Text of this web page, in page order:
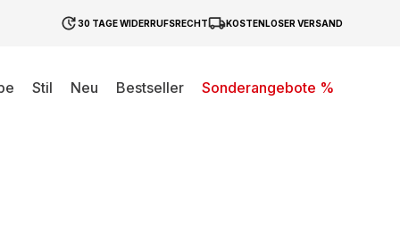
30 TAGE WIDERRUFSRECHT KOSTENLOSER VERSAND
Stil Neu Bestseller
Sonderangebote %